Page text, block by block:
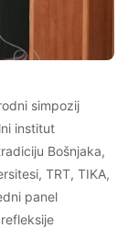
simpozij
institut
Bošnjaka,
TRT, TIKA,
panel